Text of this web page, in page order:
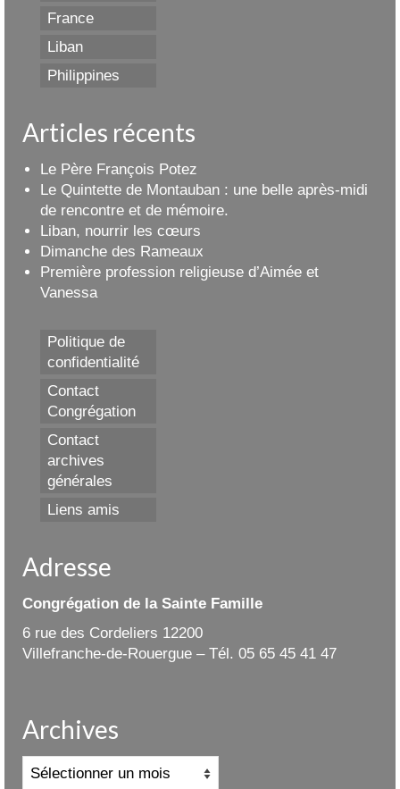
France
Liban
Philippines
Articles récents
Le Père François Potez
Le Quintette de Montauban : une belle après-midi
de rencontre et de mémoire.
Liban, nourrir les cœurs
Dimanche des Rameaux
Première profession religieuse d’Aimée et
Vanessa
Politique de
confidentialité
Contact
Congrégation
Contact
archives
générales
Liens amis
Adresse
Congrégation de la Sainte Famille
6 rue des Cordeliers 12200
Villefranche-de-Rouergue – Tél. 05 65 45 41 47
Archives
Archives